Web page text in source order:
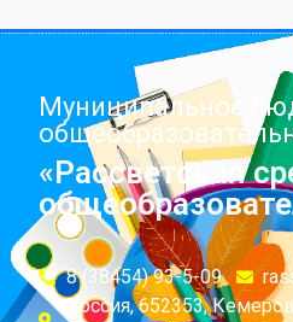
Муниципальное
«Рассветская
8 (38454) 93-5-09
Россия, 652353,